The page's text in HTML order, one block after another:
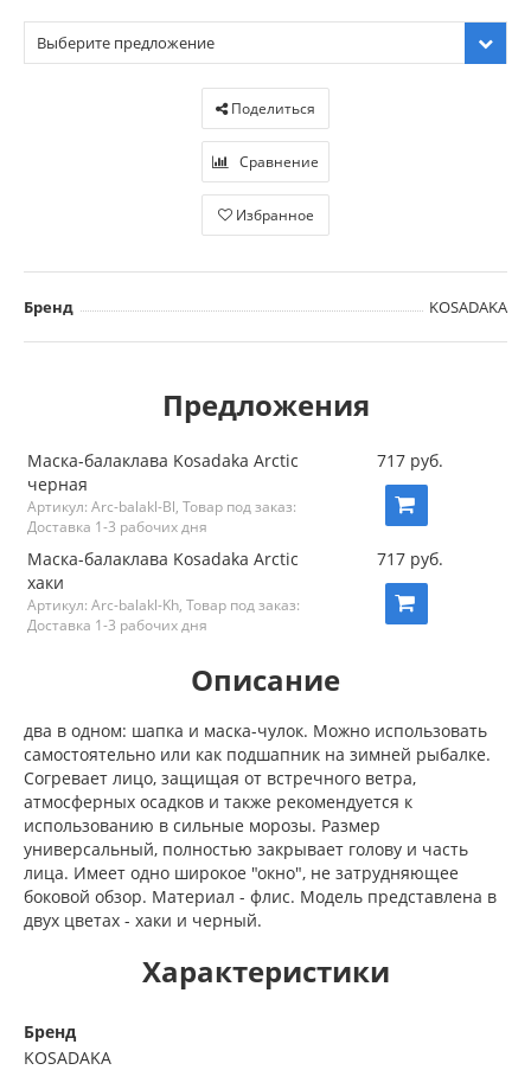
Выберите предложение
Поделиться
Сравнение
Избранное
Бренд KOSADAKA
Предложения
Маска-балаклава Kosadaka Arctic
черная
Артикул: Arc-balakl-Bl, Товар под заказ:
Доставка 1-3 рабочих дня
717 руб.
Маска-балаклава Kosadaka Arctic
хаки
Артикул: Arc-balakl-Kh, Товар под заказ:
Доставка 1-3 рабочих дня
717 руб.
Описание
два в одном: шапка и маска-чулок. Можно использовать
самостоятельно или как подшапник на зимней рыбалке.
Согревает лицо, защищая от встречного ветра,
атмосферных осадков и также рекомендуется к
использованию в сильные морозы. Размер
универсальный, полностью закрывает голову и часть
лица. Имеет одно широкое "окно", не затрудняющее
боковой обзор. Материал - флис. Модель представлена в
двух цветах - хаки и черный.
Характеристики
Бренд
KOSADAKA